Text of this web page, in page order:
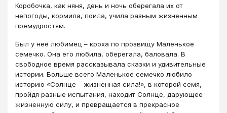
Коробочка, как няня, день и ночь оберегала их от
непогоды, кормила, поила, учила разным жизненным
премудростям.
Был у неё любимец – кроха по прозвищу Маленькое
семечко. Она его любила, оберегала, баловала. В
свободное время рассказывала сказки и удивительные
истории. Больше всего Маленькое семечко любило
историю «Солнце – жизненная сила!», в которой семя,
пройдя разные испытания, находит Солнце, дарующее
жизненную силу, и превращается в прекрасное